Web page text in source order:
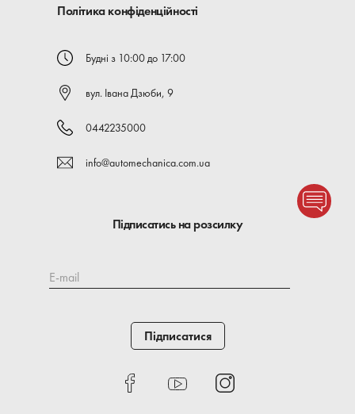
Політика конфіденційності
Будні з 10:00 до 17:00
вул. Івана Дзюби, 9
0442235000
info@automechanica.com.ua
Підписатись на розсилку
E-mail
Підписатися